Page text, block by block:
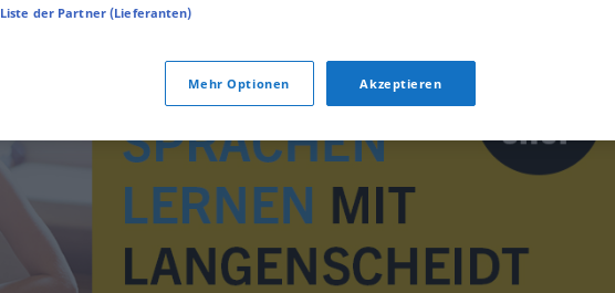
Liste der Partner (Lieferanten)
Mehr Optionen Akzeptieren